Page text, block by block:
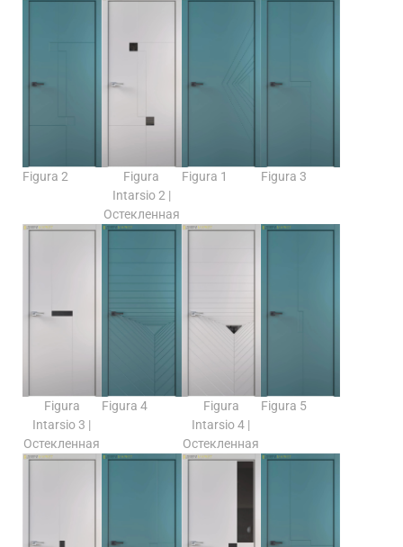
Figura 2
Figura
Intarsio 2 |
Остекленная
Figura 1 Figura 3
Figura
Intarsio 3 |
Остекленная
Figura 4
Figura
Intarsio 4 |
Остекленная
Figura 5